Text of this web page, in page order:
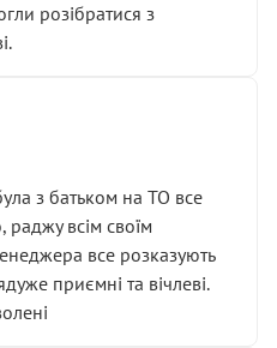
розібратися з
з батьком на ТО все
всім своїм
все розказують
приємні та вічлеві.